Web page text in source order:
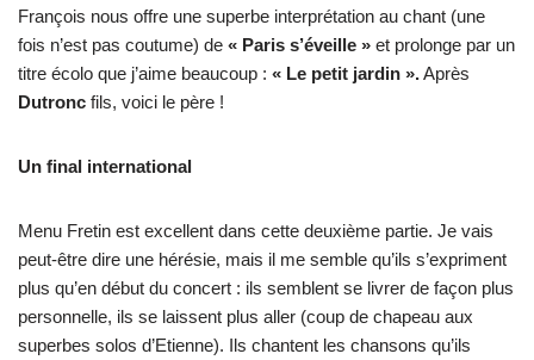
François nous offre une superbe interprétation au chant (une
fois n’est pas coutume) de « Paris s’éveille » et prolonge par un
titre écolo que j’aime beaucoup : « Le petit jardin ».Après
Dutronc fils, voici le père !
Un final international
Menu Fretin est excellent dans cette deuxième partie. Je vais
peut-être dire une hérésie, mais il me semble qu’ils s’expriment
plus qu’en début du concert : ils semblent se livrer de façon plus
personnelle, ils se laissent plus aller (coup de chapeau aux
superbes solos d’Etienne). Ils chantent les chansons qu’ils